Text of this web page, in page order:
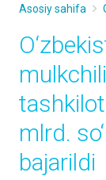
Asosiy sahifa
mlrd.
bajarildi